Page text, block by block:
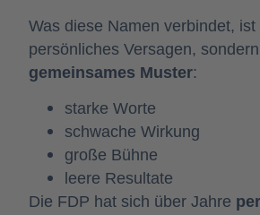
Was diese Namen verbindet, ist
persönliches Versagen,
gemeinsames Muster:
starke Worte
schwache Wirkung
große Bühne
leere Resultate
Die FDP hat sich über Jahre